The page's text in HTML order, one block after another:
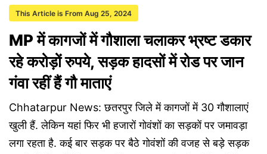
This Article is From Aug 25, 2024
MP में कागजों में गौशाला चलाकर भ्रष्ट डकार
रहे करोड़ों रुपये, सड़क हादसों में रोड पर जान
गंवा रहीं हैं गौ माताएं
Chhatarpur News: छतरपुर जिले में कागजों में 30 गौशालाएं
खुली हैं. लेकिन यहां फिर भी हजारों गोवंशों का सड़कों पर जमावड़ा
लगा रहता है. कई बार सड़क पर बैठे गोवंशों की वजह से बड़े सड़क